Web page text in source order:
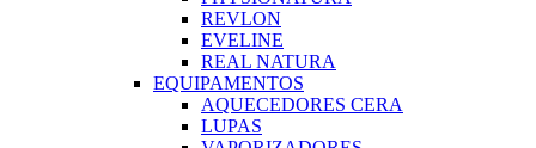
REVLON
EVELINE
REAL NATURA
EQUIPAMENTOS
AQUECEDORES CERA
LUPAS